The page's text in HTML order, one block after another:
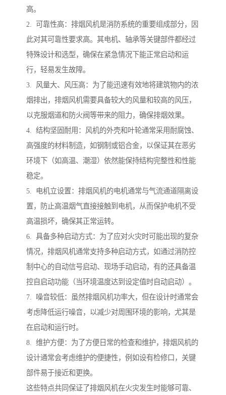
高。
2. 可靠性高：排烟风机是消防系统的重要组成部分，因
此对其可靠性要求高。其电机、轴承等关键部件都经过
特殊设计和选型，确保在紧急情况下能正常启动和运
行，轻易发生故障。
3. 风量大、风压高：为了能迅速有效地将建筑物内的浓
烟排出，排烟风机需要具备较大的风量和较高的风压，
以克服烟道和防火阀等带来的阻力，确保排烟效果。
4. 结构坚固耐用：风机的外壳和叶轮通常采用耐腐蚀、
高强度的材料制造，如钢制或铝合金，以保证其在恶劣
环境下（如高温、潮湿）依然能保持结构完整性和性能
稳定。
5. 电机立设置：排烟风机的电机通常与气流通道隔离设
置，防止高温烟气直接接触到电机，从而保护电机不受
高温损坏，确保其正常运转。
6. 具备多种启动方式：为了应对火灾时可能出现的复杂
情况，排烟风机通常支持多种启动方式，如通过消防控
制中心的自动信号启动、现场手动启动，有的还具备温
控自启动功能（当环境温度达到设定值时自动启动）。
7. 噪音较低：虽然排烟风机功率大，但在设计时通常会
考虑降低运行噪音，以减少对周围环境的影响，尤其是
在启动和运行时。
8. 维护方便：为了方便日常的检查和维护，排烟风机的
设计通常会考虑维护的便捷性，例如设有检修口，关键
部件易于接近和更换。
这些特点共同保证了排烟风机在火灾发生时能够可靠、